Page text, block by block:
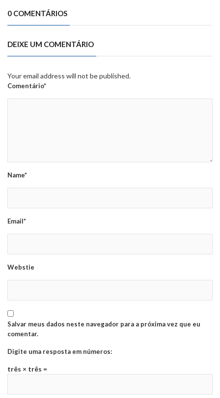
0 COMENTÁRIOS
DEIXE UM COMENTÁRIO
Your email address will not be published.
Comentário*
Name*
Email*
Webstie
Salvar meus dados neste navegador para a próxima vez que eu
comentar.
Digite uma resposta em números:
três × três =